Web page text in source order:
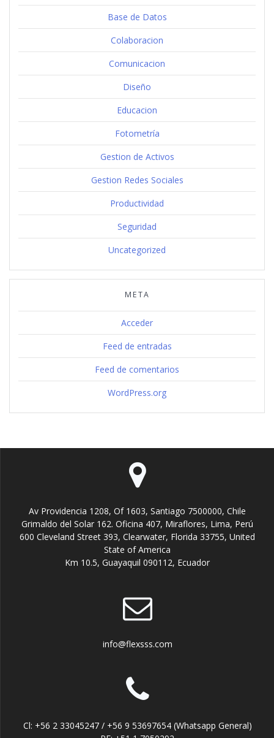
Base de Datos
Colaboracion
Comunicacion
Diseño
Educacion
Fotometría
Gestion de Activos
Gestion Redes Sociales
Productividad
Seguridad
Uncategorized
META
Acceder
Feed de entradas
Feed de comentarios
WordPress.org
Av Providencia 1208, Of 1603, Santiago 7500000, Chile
Grimaldo del Solar 162. Oficina 407, Miraflores, Lima, Perú
600 Cleveland Street 393, Clearwater, Florida 33755, United
State of America
Km 10.5, Guayaquil 090112, Ecuador
info@flexsss.com
Cl: +56 2 33045247 / +56 9 53697654 (Whatsapp General)